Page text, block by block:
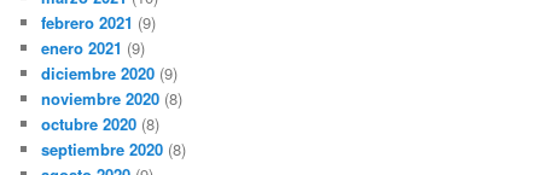
febrero 2021 (9)
enero 2021 (9)
diciembre 2020 (9)
noviembre 2020 (8)
octubre 2020 (8)
septiembre 2020 (8)